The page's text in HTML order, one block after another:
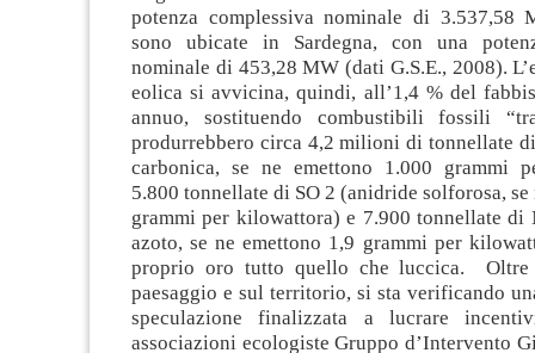
potenza complessiva nominale di 3.537,58
sono ubicate in Sardegna, con una
nominale di 453,28 MW (dati G.S.E., 2008).
eolica si avvicina, quindi, all’1,4 % del
annuo, sostituendo combustibili fossili
produrrebbero circa 4,2 milioni di tonnellate
carbonica, se ne emettono 1.000 grammi
5.800 tonnellate di SO 2 (anidride solforosa, se
grammi per kilowattora) e 7.900 tonnellate di
azoto, se ne emettono 1,9 grammi per
proprio oro tutto quello che luccica. Oltre
paesaggio e sul territorio, si sta verificando
speculazione finalizzata a lucrare
associazioni ecologiste Gruppo d’Intervento